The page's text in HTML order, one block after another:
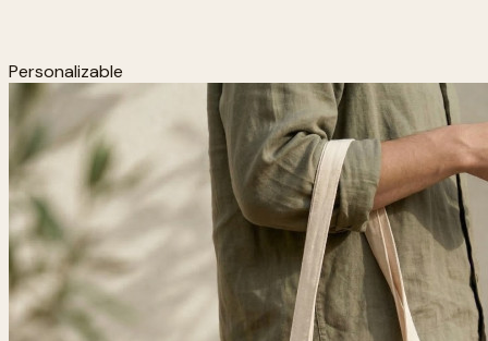
Personalizable